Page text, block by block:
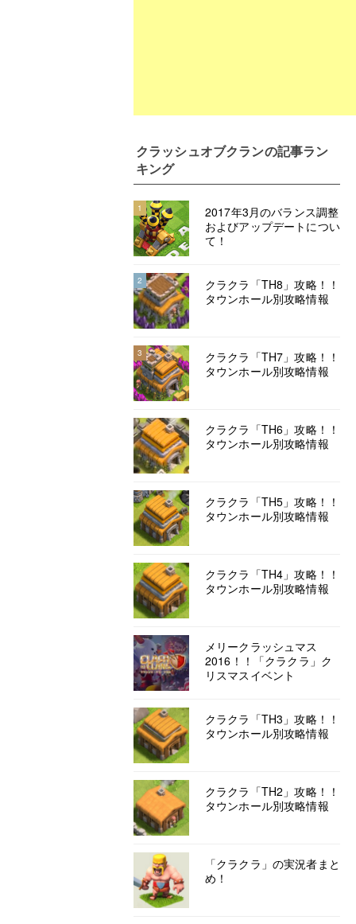
クラッシュオブクランの記事ラン
キング
1
2017年3月のバランス調整
およびアップデートについ
て！
2
クラクラ「TH8」攻略！！
タウンホール別攻略情報
3
クラクラ「TH7」攻略！！
タウンホール別攻略情報
クラクラ「TH6」攻略！！
タウンホール別攻略情報
クラクラ「TH5」攻略！！
タウンホール別攻略情報
クラクラ「TH4」攻略！！
タウンホール別攻略情報
メリークラッシュマス
2016！！「クラクラ」ク
リスマスイベント
クラクラ「TH3」攻略！！
タウンホール別攻略情報
クラクラ「TH2」攻略！！
タウンホール別攻略情報
「クラクラ」の実況者まと
め！